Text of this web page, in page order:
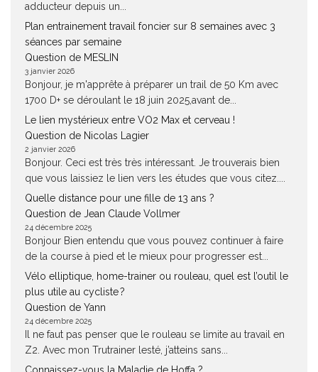
adducteur depuis un...
Plan entrainement travail foncier sur 8 semaines avec 3
séances par semaine
Question de MESLIN
3 janvier 2026
Bonjour, je m'apprête à préparer un trail de 50 Km avec
1700 D+ se déroulant le 18 juin 2025,avant de...
Le lien mystérieux entre VO2 Max et cerveau !
Question de Nicolas Lagier
2 janvier 2026
Bonjour. Ceci est très très intéressant. Je trouverais bien
que vous laissiez le lien vers les études que vous citez....
Quelle distance pour une fille de 13 ans ?
Question de Jean Claude Vollmer
24 décembre 2025
Bonjour Bien entendu que vous pouvez continuer à faire
de la course à pied et le mieux pour progresser est...
Vélo elliptique, home-trainer ou rouleau, quel est l’outil le
plus utile au cycliste ?
Question de Yann
24 décembre 2025
Il ne faut pas penser que le rouleau se limite au travail en
Z2. Avec mon Trutrainer lesté, j’atteins sans...